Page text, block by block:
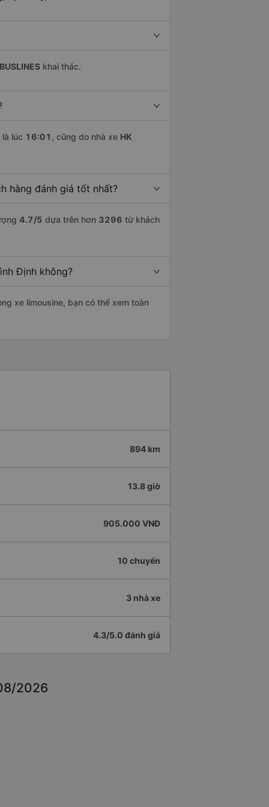
khai thác.
lúc 16:01 , cũng do nhà xe HK
hàng đánh giá tốt nhất?
4.7/5 dựa trên hơn 3296 từ khách
Định không?
xe limousine, bạn có thể xem toàn
894 km
13.8 giờ
905.000 VNĐ
10 chuyến
3 nhà xe
4.3/5.0 đánh giá
2026